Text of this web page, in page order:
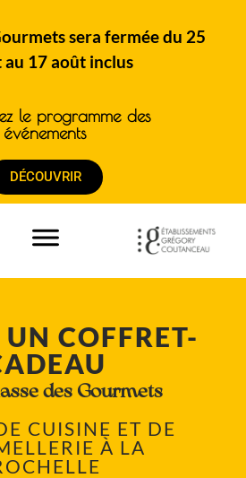
sera fermée du 25
17 août inclus
le programme des
événements
DÉCOUVRIR
COFFRET-
des Gourmets
CUISINE ET DE
À LA